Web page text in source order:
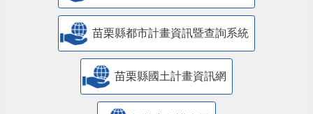
苗栗縣都市計畫資訊暨查詢系統
苗栗縣國土計畫資訊網